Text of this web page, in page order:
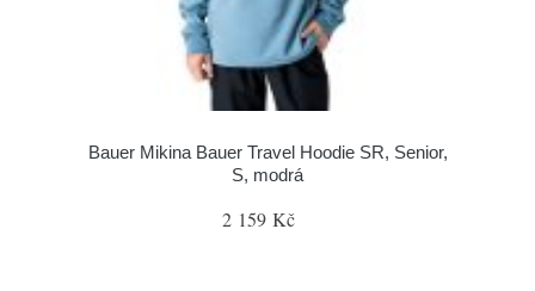
Bauer Mikina Bauer Travel Hoodie SR, Senior,
S, modrá
2 159 Kč